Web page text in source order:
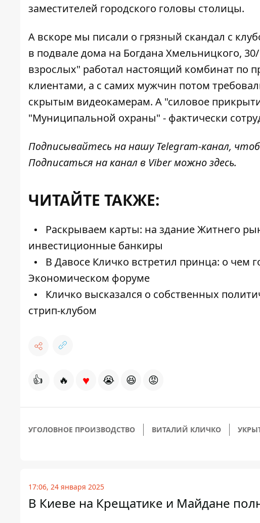
заместителей городского головы столицы.
А вскоре мы писали о грязный скандал с
в подвале дома на Богдана Хмельницкого,
взрослых" работал настоящий комбинат по
клиентами, а с самих мужчин потом
скрытым видеокамерам. А "силовое
"Муниципальной охраны" - фактически
Подписывайтесь на нашу Telegram-канал,
Подписаться на канал в Viber можноздесь.
ЧИТАЙТЕ ТАКЖЕ:
Раскрываем карты: на здание Житнего
инвестиционные банкиры
В Давосе Кличко встретил принца: о чем
Экономическом форуме
Кличко высказался о собственных
стрип-клубом
👍 🔥 ♥ 😭 😆 😡
УГОЛОВНОЕ ПРОИЗВОДСТВО ВИТАЛИЙ КЛИЧКО
17:06, 24 января 2025
В Киеве на Крещатике и Майдане